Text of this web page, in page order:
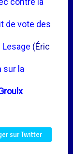
de vote des
Lesage (Éric
sur la
sur Twitter